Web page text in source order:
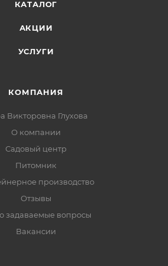
КАТАЛОГ
АКЦИИ
УСЛУГИ
КОМПАНИЯ
Викторовна Глухова
О компании
Садовый центр
Питомник
производство
Отзывы
задаваемые вопросы
Вакансии